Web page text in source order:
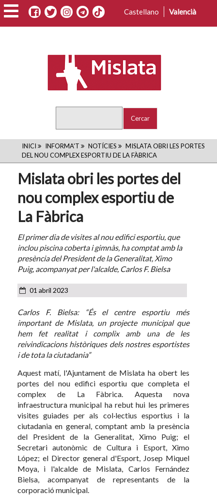
Vés
al
contingut
Castellano Valencià
FIL
D'ARIADNA
INICI INFORMA'T NOTÍCIES
MISLATA OBRI LES PORTES
DEL NOU COMPLEX ESPORTIU DE LA FÀBRICA
Mislata obri les portes del
nou complex esportiu de
La Fàbrica
El primer dia de visites al nou edifici esportiu, que
inclou piscina coberta i gimnàs, ha comptat amb la
presència del President de la Generalitat, Ximo
Puig, acompanyat per l'alcalde, Carlos F. Bielsa
01 abril 2023
Carlos F. Bielsa: “És el centre esportiu més
important de Mislata, un projecte municipal que
hem fet realitat i complix amb una de les
reivindicacions històriques dels nostres esportistes
i de tota la ciutadania”
Aquest matí, l'Ajuntament de Mislata ha obert les
portes del nou edifici esportiu que completa el
complex de La Fàbrica. Aquesta nova
infraestructura municipal ha rebut hui les primeres
visites guiades per als col·lectius esportius i la
ciutadania en general, comptant amb la presència
del President de la Generalitat, Ximo Puig; el
Secretari autonòmic de Cultura i Esport, Ximo
López; el Director general d'Esport, Josep Miquel
Moya, i l'alcalde de Mislata, Carlos Fernández
Bielsa, acompanyat de representants de la
corporació municipal.